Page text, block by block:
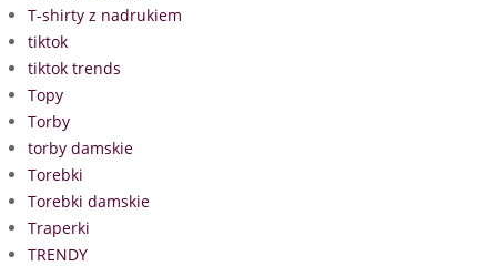
T-shirty z nadrukiem
tiktok
tiktok trends
Topy
Torby
torby damskie
Torebki
Torebki damskie
Traperki
TRENDY